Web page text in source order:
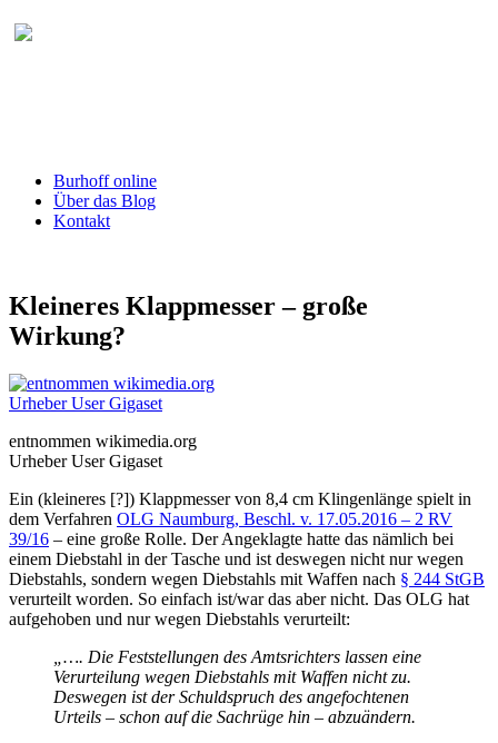
Burhoff online
Über das Blog
Kontakt
Kleineres Klappmesser – große
Wirkung?
entnommen wikimedia.org
Urheber User Gigaset
Ein (kleineres [?]) Klappmesser von 8,4 cm Klingenlänge spielt in
dem Verfahren OLG Naumburg, Beschl. v. 17.05.2016 – 2 RV
39/16 – eine große Rolle. Der Angeklagte hatte das nämlich bei
einem Diebstahl in der Tasche und ist deswegen nicht nur wegen
Diebstahls, sondern wegen Diebstahls mit Waffen nach § 244 StGB
verurteilt worden. So einfach ist/war das aber nicht. Das OLG hat
aufgehoben und nur wegen Diebstahls verurteilt:
„…. Die Feststellungen des Amtsrichters lassen eine
Verurteilung wegen Diebstahls mit Waffen nicht zu.
Deswegen ist der Schuldspruch des angefochtenen
Urteils – schon auf die Sachrüge hin – abzuändern.